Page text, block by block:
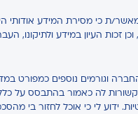
ת כי מסירת המידע אודותי
זכות העיון במידע ולתיקונו,
וגורמים נוספים כמפורט
לה כאמור בהתבסס על כלל
ידוע לי כי אוכל לחזור בי